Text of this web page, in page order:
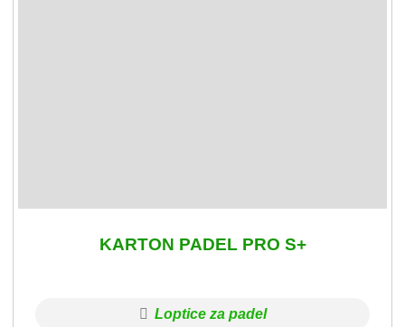
KARTON PADEL PRO S+
Loptice za padel